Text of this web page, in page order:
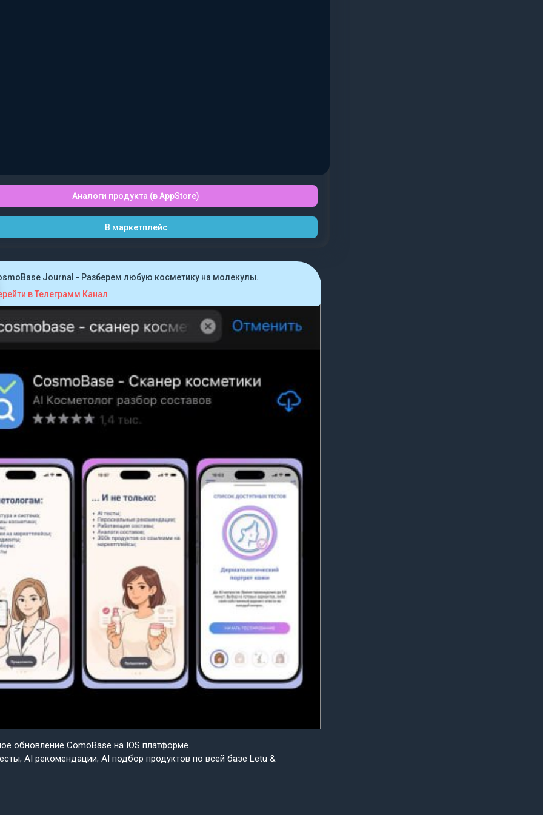
Аналоги продукта (в AppStore)
В маркетплейс
Journal - Разберем любую косметику на молекулы.
в Телеграмм Канал
обновление ComoBase на IOS платформе.
AI рекомендации; AI подбор продуктов по всей базе Letu &